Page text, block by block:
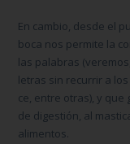
En cambio, desde el
boca nos permite la
las palabras
letras sin recurrir a los
ce, entre otras), y que
de digestión, al
alimentos.